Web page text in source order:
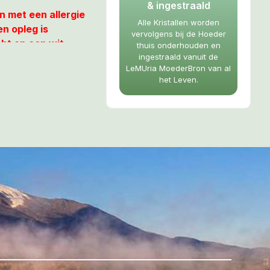
met een allergie
opleg is
op een wit
element
zoals de
carnis, dat
gebruikt
en
naam voor
& ingestraald
Alle Kristallen worden
vervolgens bij de Hoeder
thuis onderhouden en
ingestraald vanuit de
LeMUria MoederBron van al
het Leven.